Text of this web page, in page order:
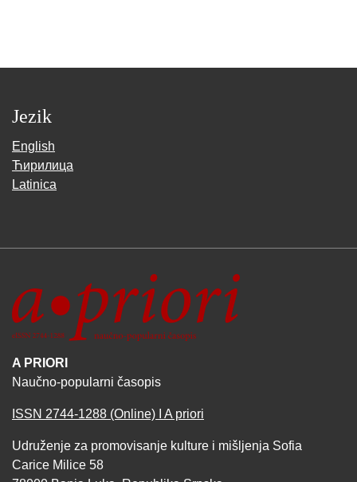
Jezik
English
Ћирилица
Latinica
A PRIORI
Naučno-popularni časopis
ISSN 2744-1288 (Online) I A priori
Udruženje za promovisanje kulture i mišljenja Sofia
Carice Milice 58